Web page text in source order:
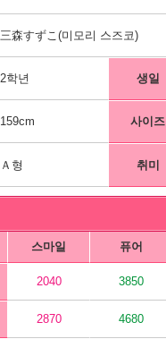
三森すずこ(미모리 스즈코)
2학년 생일
159cm 사이즈
Ａ형 취미
스마일 퓨어
2040 3850
2870 4680